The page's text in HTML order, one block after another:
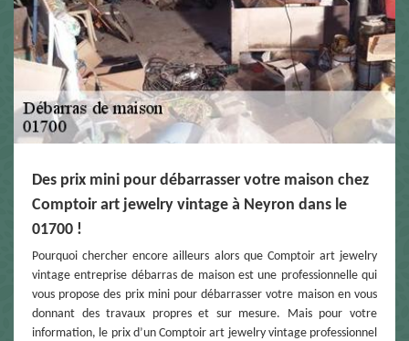
Des prix mini pour débarrasser votre maison chez
Comptoir art jewelry vintage à Neyron dans le
01700 !
Pourquoi chercher encore ailleurs alors que Comptoir art jewelry
vintage entreprise débarras de maison est une professionnelle qui
vous propose des prix mini pour débarrasser votre maison en vous
donnant des travaux propres et sur mesure. Mais pour votre
information, le prix d’un Comptoir art jewelry vintage professionnel